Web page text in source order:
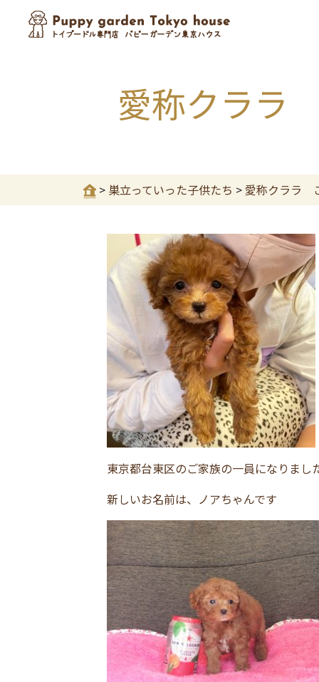
愛称クララ
> 巣立っていった子供たち > 愛称クララ
東京都台東区のご家族の一員になりまし
新しいお名前は、ノアちゃんです